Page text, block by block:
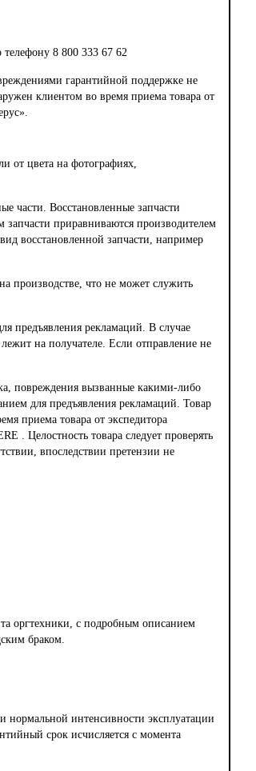
8 800 333 67 62
гарантийной поддержке не
клиентом во время приема товара от
от цвета на фотографиях,
части. Восстановленные запчасти
приравниваются производителем
восстановленной запчасти, например
производстве, что не может служить
предъявления рекламаций. В случае
на получателе. Если отправление не
повреждения вызванные какими-либо
для предъявления рекламаций. Товар
приема товара от экспедитора
. Целостность товара следует проверять
впоследствии претензии не
оргтехники, с подробным описанием
браком.
нормальной интенсивности эксплуатации
срок исчисляется с момента